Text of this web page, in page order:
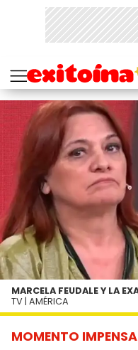
MOMENTO
MARCELA FEUDALE Y LA
TV | AMÉRICA